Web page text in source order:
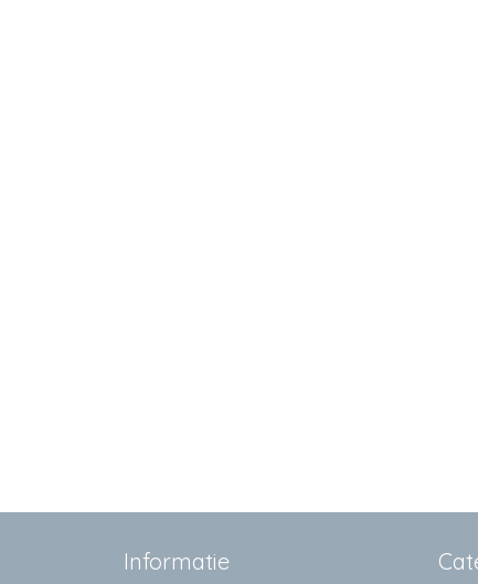
Informatie